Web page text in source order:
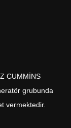
CUMMİNS
grubunda
vermektedir.